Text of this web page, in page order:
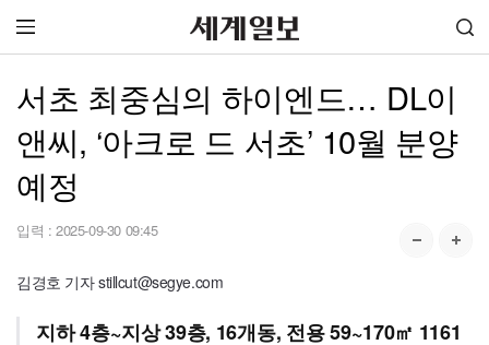
서초 최중심의 하이엔드… DL이
앤씨, ‘아크로 드 서초’ 10월 분양
예정
입력 : 2025-09-30 09:45
김경호 기자 stillcut@segye.com
지하 4층~지상 39층, 16개동, 전용 59~170㎡ 1161